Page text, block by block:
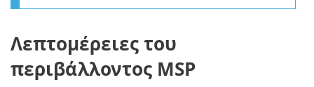
Λεπτομέρειες του
περιβάλλοντος MSP